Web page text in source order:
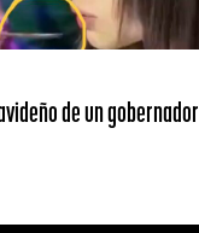
de un gobernador